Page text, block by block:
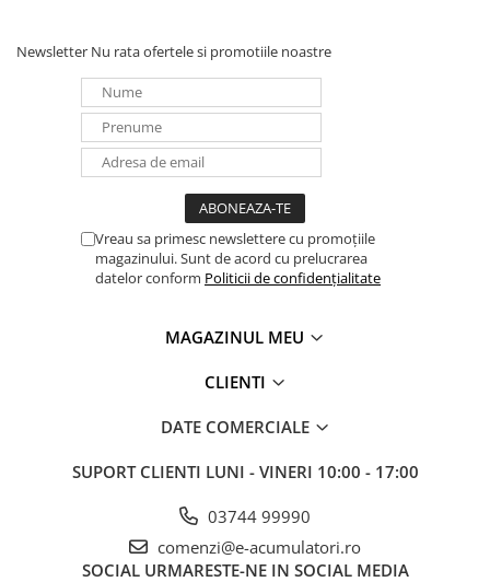
Racire/Incalzire
Statii energie portabile
Dulapuri pentru cablare
structurata
cabluri USB, prelungitoare USB
Lichidare de stoc
- sisteme de semnalizare;
- sisteme de radiodifuziune;
- panouri de automatizare pentru ascensoare;
- aplicatii ciclice.
Newsletter Nu rata ofertele si promotiile noastre
Vreau sa primesc newslettere cu promoțiile
magazinului. Sunt de acord cu prelucrarea
datelor conform Politicii de confidențialitate
MAGAZINUL MEU
CLIENTI
DATE COMERCIALE
SUPORT CLIENTI LUNI - VINERI 10:00 - 17:00
03744 99990
comenzi@e-acumulatori.ro
SOCIAL URMARESTE-NE IN SOCIAL MEDIA